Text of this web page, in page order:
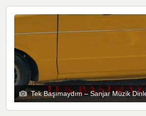
Tek Başımaydım – Sanjar Müzik